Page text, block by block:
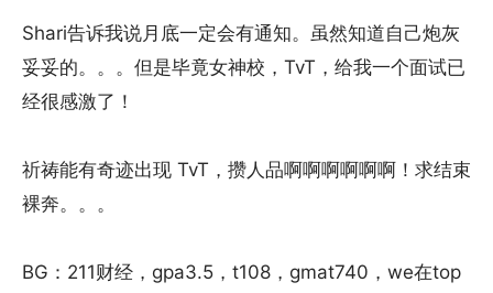
Shari告诉我说月底一定会有通知。虽然知道自己炮灰
妥妥的。。。但是毕竟女神校，TvT，给我一个面试已
经很感激了！
祈祷能有奇迹出现 TvT，攒人品啊啊啊啊啊啊！求结束
裸奔。。。
BG：211财经，gpa3.5，t108，gmat740，we在top